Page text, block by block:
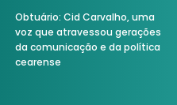
Obtuário: Cid Carvalho, uma
voz que atravessou gerações
da comunicação e da política
cearense